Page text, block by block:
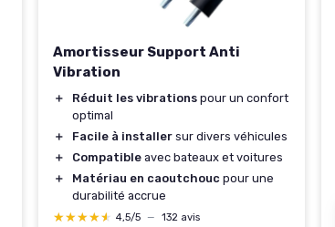
Amortisseur Support Anti
Vibration
＋ Réduit les vibrations pour un confort
optimal
＋
Facile à installer sur divers véhicules
＋
Compatible avec bateaux et voitures
＋
Matériau en caoutchouc pour une
durabilité accrue
★★★★★
★★★★★ 4,5/5 — 132 avis